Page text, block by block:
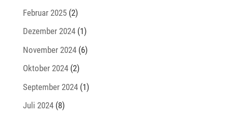
Februar 2025(2)
Dezember 2024(1)
November 2024(6)
Oktober 2024(2)
September 2024(1)
Juli 2024(8)